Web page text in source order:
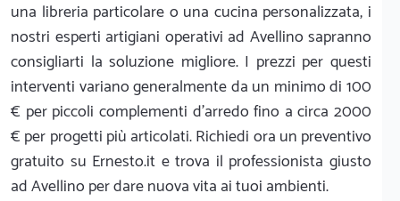
una libreria particolare o una cucina personalizzata, i
nostri esperti artigiani operativi ad Avellino sapranno
consigliarti la soluzione migliore. I prezzi per questi
interventi variano generalmente da un minimo di 100
€ per piccoli complementi d'arredo fino a circa 2000
€ per progetti più articolati. Richiedi ora un preventivo
gratuito su Ernesto.it e trova il professionista giusto
ad Avellino per dare nuova vita ai tuoi ambienti.